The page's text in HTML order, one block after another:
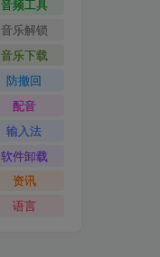
音频工具
音乐解锁
音乐下载
防撤回
配音
输入法
软件卸载
资讯
语言